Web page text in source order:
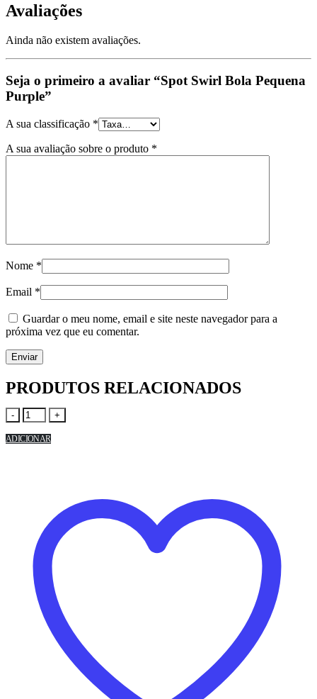
Avaliações
Ainda não existem avaliações.
Seja o primeiro a avaliar “Spot Swirl Bola Pequena
Purple”
A sua classificação *
A sua avaliação sobre o produto *
Nome *
Email *
Guardar o meu nome, email e site neste navegador para a
próxima vez que eu comentar.
PRODUTOS RELACIONADOS
- +
ADICIONAR